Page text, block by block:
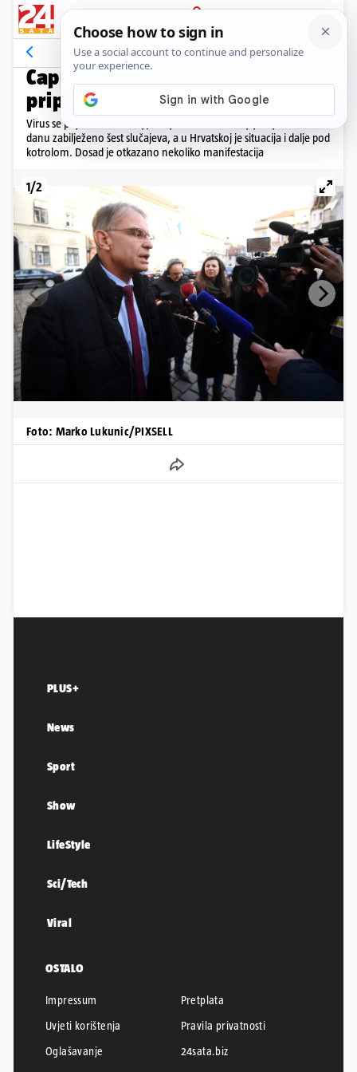
PRIJAVA
Galerija Komentari
ZBOG KORONA VIRUSA
Cappelli: Za domaće goste
pripremamo popuste 50 posto
Virus se pojavio u Sloveniji, Srbiji i BiH. U Sloveniji je u jednom
danu zabilježeno šest slučajeva, a u Hrvatskoj je situacija i dalje pod
kotrolom. Dosad je otkazano nekoliko manifestacija
1/2
Foto: Marko Lukunic/PIXSELL
PLUS+
News
Sport
Show
LifeStyle
Sci/Tech
Viral
OSTALO
Impressum
Pretplata
Uvjeti korištenja
Pravila privatnosti
Oglašavanje
24sata.biz